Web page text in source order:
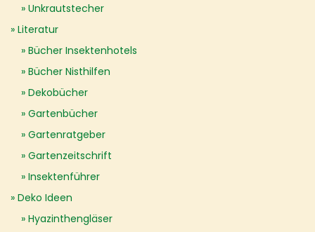
Unkrautstecher
Literatur
Bücher Insektenhotels
Bücher Nisthilfen
Dekobücher
Gartenbücher
Gartenratgeber
Gartenzeitschrift
Insektenführer
Deko Ideen
Hyazinthengläser